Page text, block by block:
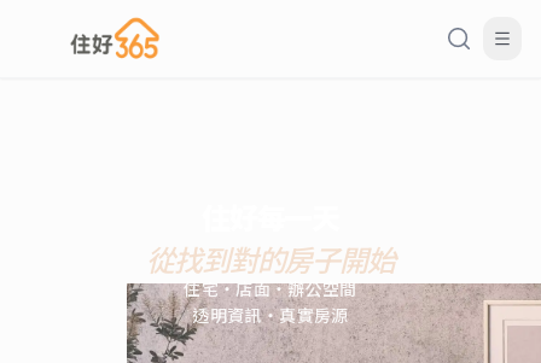
從找到對的房子開始
住宅・店面・辦公空間
透明資訊・真實房源